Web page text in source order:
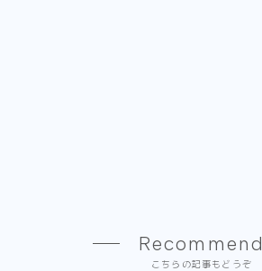
Recommend
こちらの記事もどうぞ